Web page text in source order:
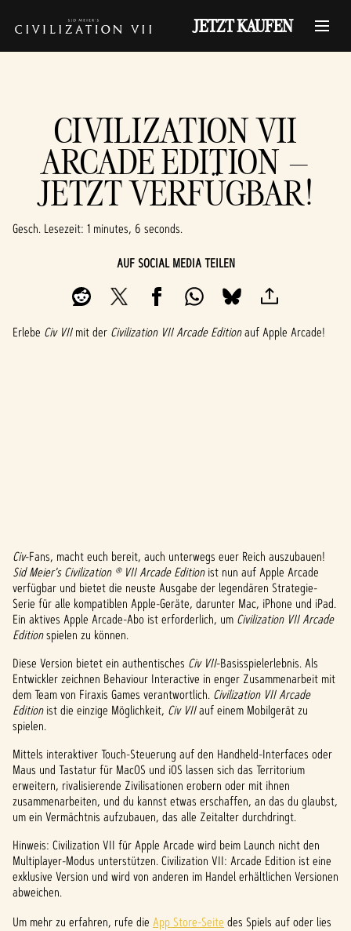
JETZT KAUFEN
CIVILIZATION VII
ARCADE EDITION –
JETZT VERFÜGBAR!
Gesch. Lesezeit 1 minutes, 6 seconds
AUF SOCIAL MEDIA TEILEN
Erlebe Civ VIImit der Civilization VII Arcade Editionauf Apple Arcade!
A
c
c
e
p
t
&
P
l
a
y
Inde
m du
Civ-Fans, macht euch bereit, auch unterwegs euer Reich auszubauen!
Sid Meier's Civilization ® VII Arcade Editionist nun auf Apple Arcade
verfügbar und bietet die neuste Ausgabe der legendären Strategie-
Serie für alle kompatiblen Apple-Geräte, darunter Mac, iPhone und iPad.
Ein aktives Apple Arcade-Abo ist erforderlich, um Civilization VII Arcade
Editionspielen zu können.
Diese Version bietet ein authentisches Civ VII-Basisspielerlebnis. Als
Entwickler zeichnen Behaviour Interactive in enger Zusammenarbeit mit
dem Team von Firaxis Games verantwortlich. Civilization VII Arcade
Editionist die einzige Möglichkeit, Civ VIIauf einem Mobilgerät zu
spielen.
Mittels interaktiver Touch-Steuerung auf den Handheld-Interfaces oder
Maus und Tastatur für MacOS und iOS lassen sich das Territorium
erweitern, rivalisierende Zivilisationen erobern oder mit ihnen
zusammenarbeiten, und du kannst etwas erschaffen, an das du glaubst,
um ein Vermächtnis aufzubauen, das alle Zeitalter durchdringt.
Hinweis: Civilization VII für Apple Arcade wird beim Launch nicht den
Multiplayer-Modus unterstützen. Civilization VII: Arcade Edition ist eine
exklusive Version und wird von anderen im Handel erhältlichen Versionen
abweichen.
Um mehr zu erfahren, rufe die App Store-Seite des Spiels auf oder lies